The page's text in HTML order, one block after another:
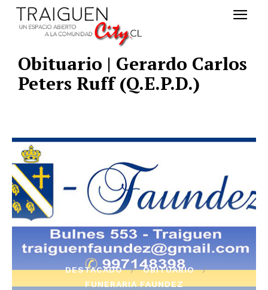
Obituario | Gerardo Carlos
Peters Ruff (Q.E.P.D.)
DESTACADO
OBITUARIO
FUNERARIA FAUNDEZ